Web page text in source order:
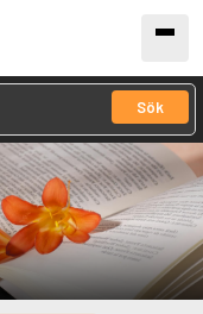
Sök